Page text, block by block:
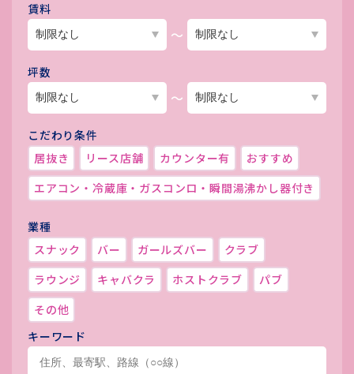
賃料
～
坪数
～
こだわり条件
居抜き
リース店舗 カウンター有
おすすめ
エアコン・冷蔵庫・ガスコンロ・瞬間湯沸かし器付き
業種
スナック
バー ガールズバー
クラブ
ラウンジ
キャバクラ ホストクラブ
パブ
その他
キーワード